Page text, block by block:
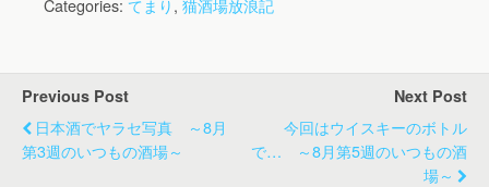
Categories: てまり, 猫酒場放浪記
Previous Post
日本酒でヤラセ写真 ～8月
第3週のいつもの酒場～
Next Post
今回はウイスキーのボトル
で… ～8月第5週のいつもの酒
場～